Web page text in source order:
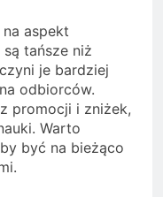
aspekt
tańsze niż
je bardziej
odbiorców.
promocji i zniżek,
Warto
być na bieżąco